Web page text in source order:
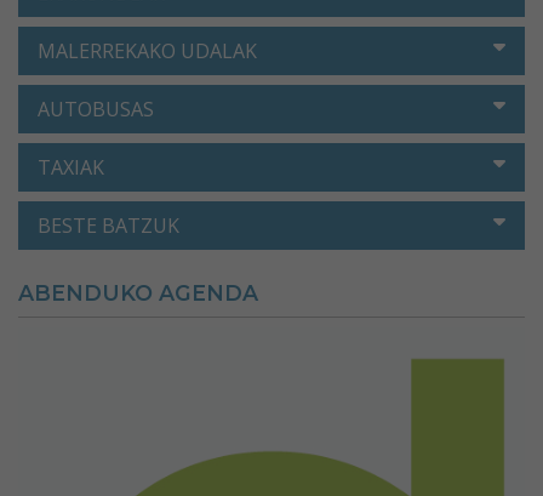
MALERREKAKO UDALAK
AUTOBUSAS
TAXIAK
BESTE BATZUK
ABENDUKO AGENDA